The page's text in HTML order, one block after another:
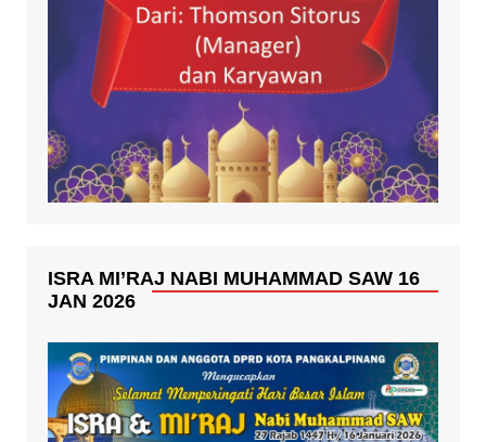
ISRA MI’RAJ NABI MUHAMMAD SAW 16
JAN 2026